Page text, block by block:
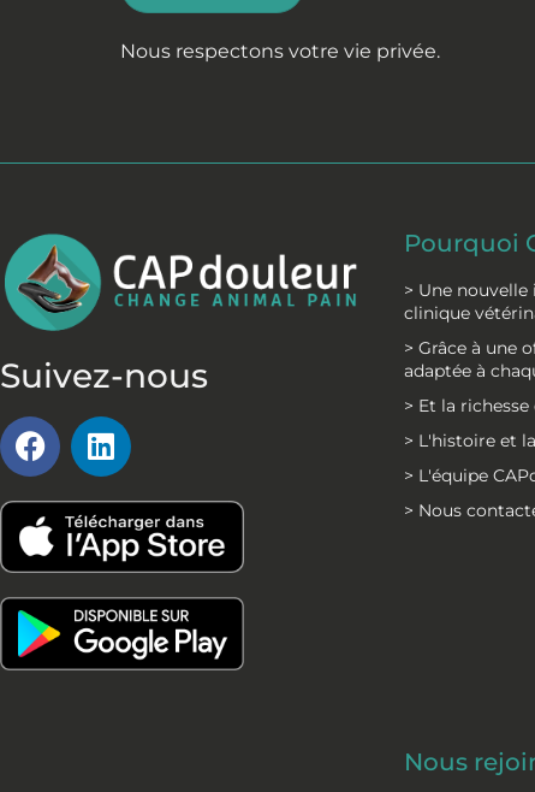
Nous respectons votre vie privée.
Suivez-nous
F
a
e
b
o
o
k
L
i
k
e
d
i
n
Pourquoi
> Une
clinique
> Grâce à une
adaptée à
> Et la
> L'histoire et
> L'équipe
> Nous
Nous